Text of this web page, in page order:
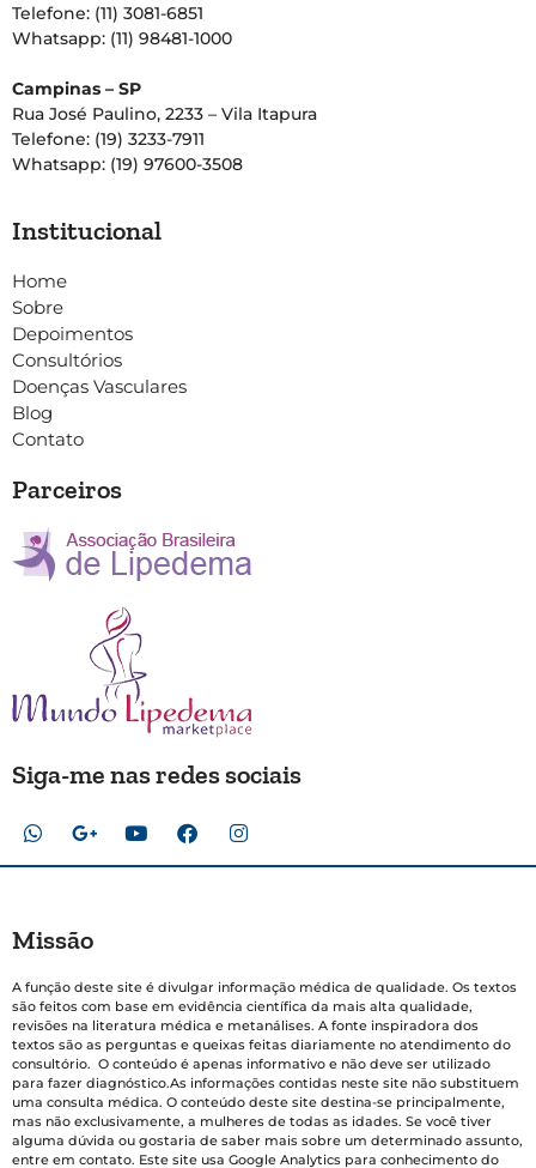
Telefone: (11) 3081-6851
Whatsapp: (11) 98481-1000
Campinas – SP
Rua José Paulino, 2233 – Vila Itapura
Telefone: (19) 3233-7911
Whatsapp: (19) 97600-3508
Institucional
Home
Sobre
Depoimentos
Consultórios
Doenças Vasculares
Blog
Contato
Parceiros
Siga-me nas redes sociais
Missão
A função deste site é divulgar informação médica de qualidade. Os textos
são feitos com base em evidência científica da mais alta qualidade,
revisões na literatura médica e metanálises. A fonte inspiradora dos
textos são as perguntas e queixas feitas diariamente no atendimento do
consultório. O conteúdo é apenas informativo e não deve ser utilizado
para fazer diagnóstico.As informações contidas neste site não substituem
uma consulta médica. O conteúdo deste site destina-se principalmente,
mas não exclusivamente, a mulheres de todas as idades. Se você tiver
alguma dúvida ou gostaria de saber mais sobre um determinado assunto,
entre em contato. Este site usa Google Analytics para conhecimento do